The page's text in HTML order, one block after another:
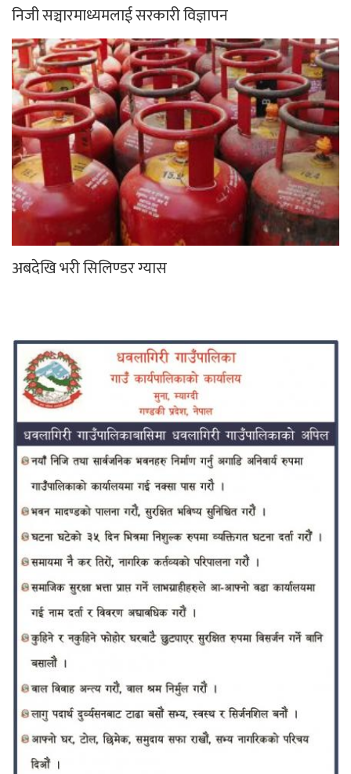
निजी सञ्चारमाध्यमलाई सरकारी विज्ञापन
अबदेखि भरी सिलिण्डर ग्यास